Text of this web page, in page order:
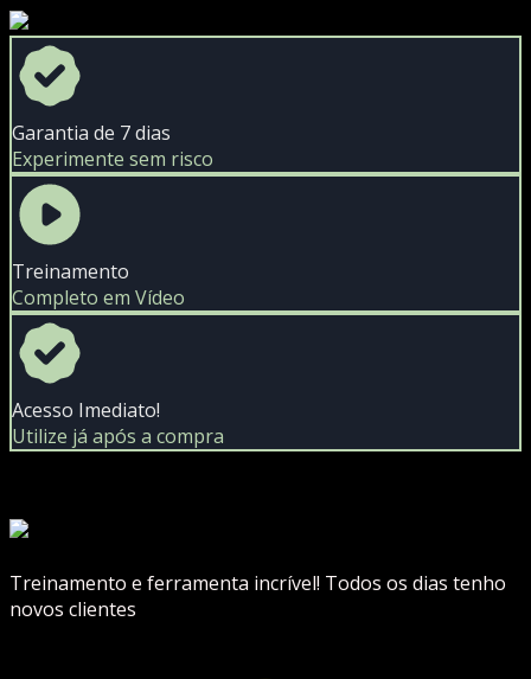
Garantia de 7 dias
Experimente sem risco
Treinamento
Completo em Vídeo
Acesso Imediato!
Utilize já após a compra
Treinamento e ferramenta incrível! Todos os dias tenho
novos clientes